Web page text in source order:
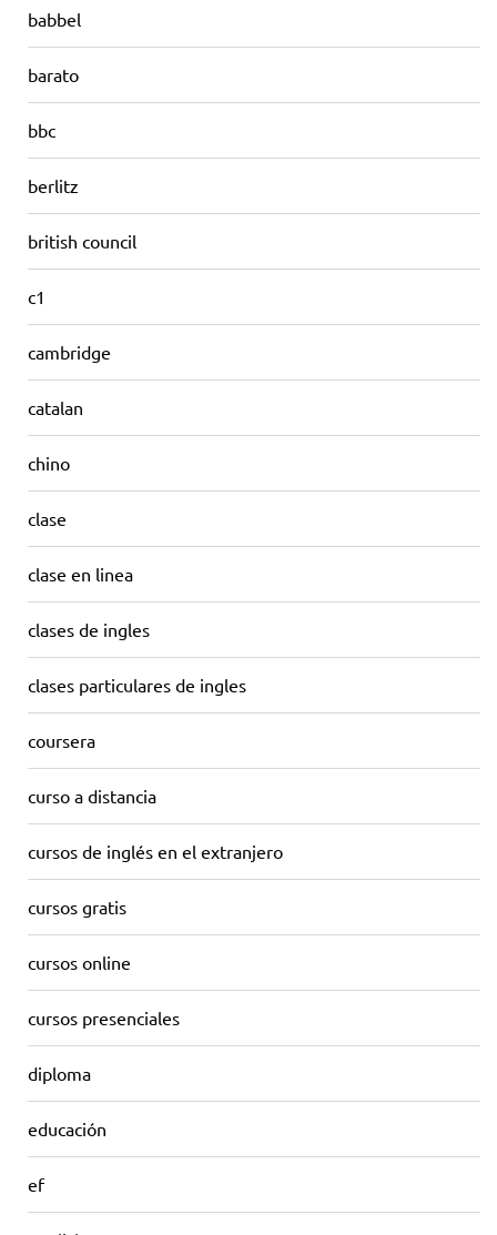
babbel
barato
bbc
berlitz
british council
c1
cambridge
catalan
chino
clase
clase en linea
clases de ingles
clases particulares de ingles
coursera
curso a distancia
cursos de inglés en el extranjero
cursos gratis
cursos online
cursos presenciales
diploma
educación
ef